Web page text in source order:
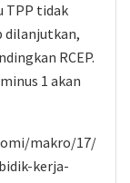
TPP tidak
dilanjutkan,
RCEP.
1 akan
makro/17/
kerja-